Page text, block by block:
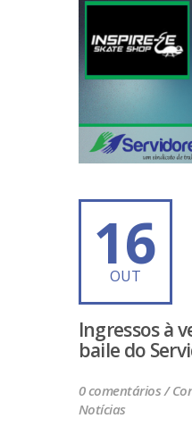
16
OUT
Ingressos à
baile do
0 comentários /
Notícias